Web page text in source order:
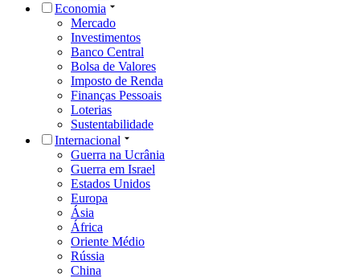
Economia
Mercado
Investimentos
Banco Central
Bolsa de Valores
Imposto de Renda
Finanças Pessoais
Loterias
Sustentabilidade
Internacional
Guerra na Ucrânia
Guerra em Israel
Estados Unidos
Europa
Ásia
África
Oriente Médio
Rússia
China